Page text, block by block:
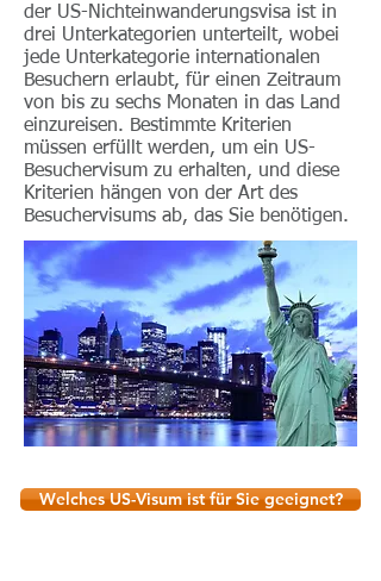
der US-Nichteinwanderungsvisa ist in
drei Unterkategorien unterteilt, wobei
jede Unterkategorie internationalen
Besuchern erlaubt, für einen Zeitraum
von bis zu sechs Monaten in das Land
einzureisen. Bestimmte Kriterien
müssen erfüllt werden, um ein US-
Besuchervisum zu erhalten, und diese
Kriterien hängen von der Art des
Besuchervisums ab, das Sie benötigen.
Welches US-Visum ist für Sie geeignet?